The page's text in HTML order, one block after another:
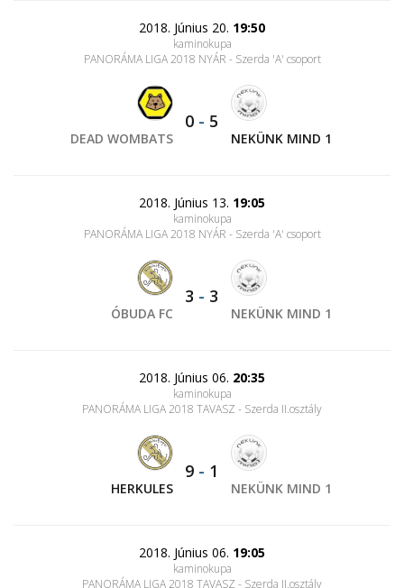
2018. Június 20. 19:50
kaminokupa
PANORÁMA LIGA 2018 NYÁR - Szerda 'A' csoport
DEAD WOMBATS
0 - 5
NEKÜNK MIND 1
2018. Június 13. 19:05
kaminokupa
PANORÁMA LIGA 2018 NYÁR - Szerda 'A' csoport
ÓBUDA FC
3 - 3
NEKÜNK MIND 1
2018. Június 06. 20:35
kaminokupa
PANORÁMA LIGA 2018 TAVASZ - Szerda II.osztály
HERKULES
9 - 1
NEKÜNK MIND 1
2018. Június 06. 19:05
kaminokupa
PANORÁMA LIGA 2018 TAVASZ - Szerda II.osztály